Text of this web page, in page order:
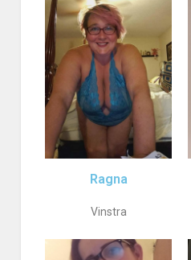
Ragna
Vinstra